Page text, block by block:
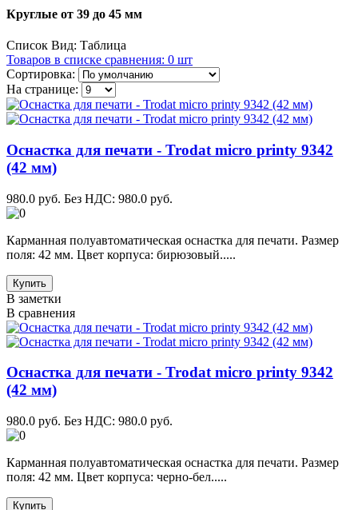
Круглые от 39 до 45 мм
Список Вид: Таблица
Товаров в списке сравнения: 0 шт
Сортировка:
На странице:
Оснастка для печати - Trodat micro printy 9342
(42 мм)
980.0 руб. Без НДС: 980.0 руб.
Карманная полуавтоматическая оснастка для печати. Размер
поля: 42 мм. Цвет корпуса: бирюзовый.....
Купить
В заметки
В сравнения
Оснастка для печати - Trodat micro printy 9342
(42 мм)
980.0 руб. Без НДС: 980.0 руб.
Карманная полуавтоматическая оснастка для печати. Размер
поля: 42 мм. Цвет корпуса: черно-бел.....
Купить